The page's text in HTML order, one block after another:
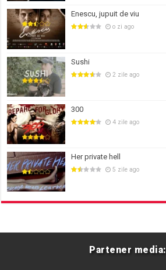
Enescu, jupuit de viu
o zi ago
Sushi
2 zile ago
300
4 zile ago
Her private hell
5 zile ago
Partener media: